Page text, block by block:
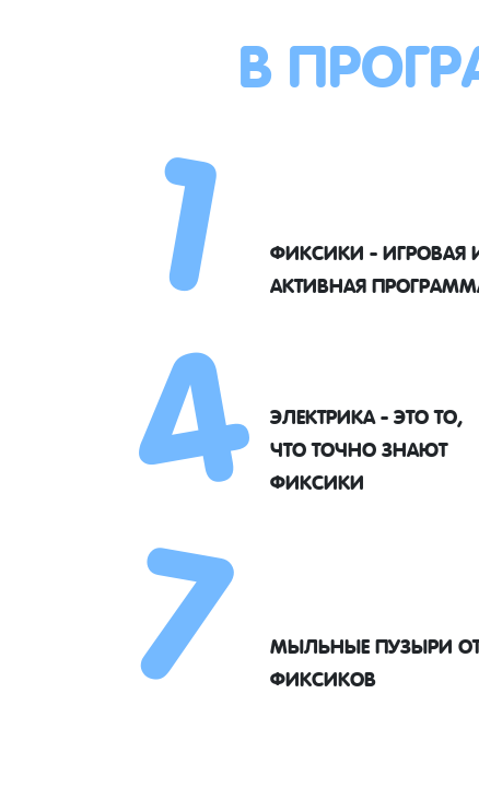
В
1ФИКСИКИ - ИГРОВАЯ
АКТИВНАЯ
4ЭЛЕКТРИКА - ЭТО ТО,
ЧТО ТОЧНО ЗНАЮТ
ФИКСИКИ
7МЫЛЬНЫЕ ПУЗЫРИ
ФИКСИКОВ